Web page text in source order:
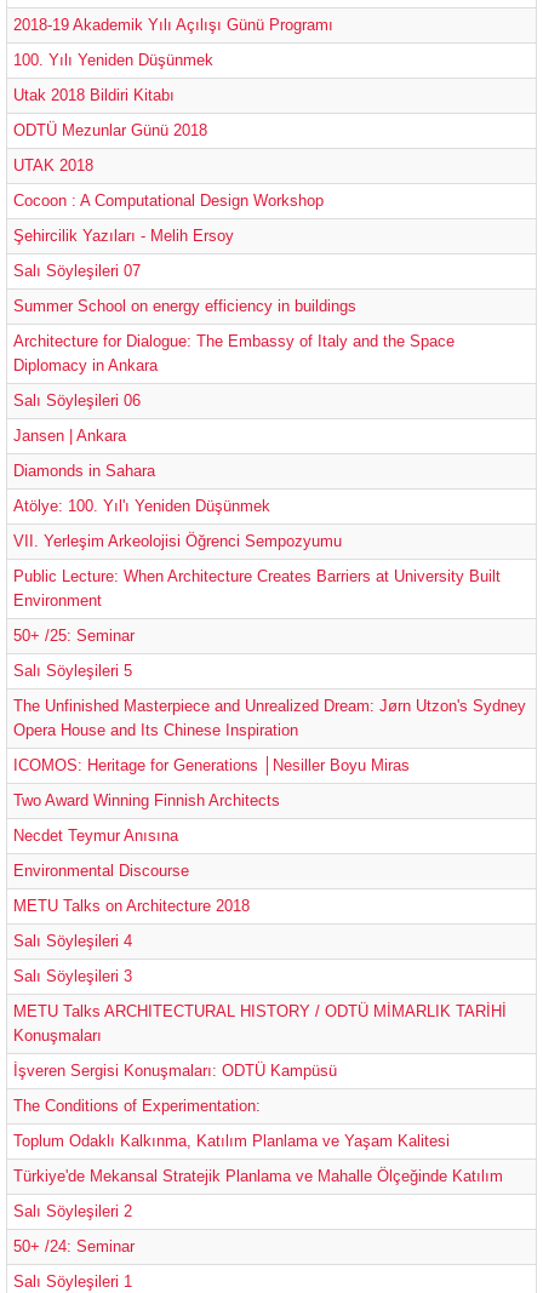
2018-19 Akademik Yılı Açılışı Günü Programı
100. Yılı Yeniden Düşünmek
Utak 2018 Bildiri Kitabı
ODTÜ Mezunlar Günü 2018
UTAK 2018
Cocoon : A Computational Design Workshop
Şehircilik Yazıları - Melih Ersoy
Salı Söyleşileri 07
Summer School on energy efficiency in buildings
Architecture for Dialogue: The Embassy of Italy and the Space
Diplomacy in Ankara
Salı Söyleşileri 06
Jansen | Ankara
Diamonds in Sahara
Atölye: 100. Yıl'ı Yeniden Düşünmek
VII. Yerleşim Arkeolojisi Öğrenci Sempozyumu
Public Lecture: When Architecture Creates Barriers at University Built
Environment
50+ /25: Seminar
Salı Söyleşileri 5
The Unfinished Masterpiece and Unrealized Dream: Jørn Utzon's Sydney
Opera House and Its Chinese Inspiration
ICOMOS: Heritage for Generations │Nesiller Boyu Miras
Two Award Winning Finnish Architects
Necdet Teymur Anısına
Environmental Discourse
METU Talks on Architecture 2018
Salı Söyleşileri 4
Salı Söyleşileri 3
METU Talks ARCHITECTURAL HISTORY / ODTÜ MİMARLIK TARİHİ
Konuşmaları
İşveren Sergisi Konuşmaları: ODTÜ Kampüsü
The Conditions of Experimentation:
Toplum Odaklı Kalkınma, Katılım Planlama ve Yaşam Kalitesi
Türkiye'de Mekansal Stratejik Planlama ve Mahalle Ölçeğinde Katılım
Salı Söyleşileri 2
50+ /24: Seminar
Salı Söyleşileri 1